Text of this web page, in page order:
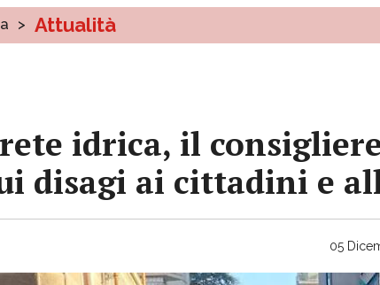
> Attualità
idrica, il
disagi ai cittadini e
05